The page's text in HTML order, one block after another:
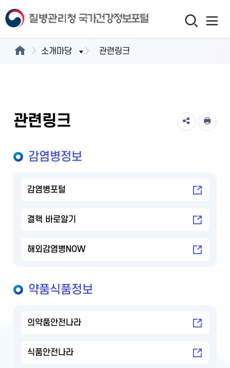
소개마당 관련링크
관련링크
감염병정보
감염병포털
결핵 바로알기
해외감염병NOW
약품식품정보
의약품안전나라
식품안전나라